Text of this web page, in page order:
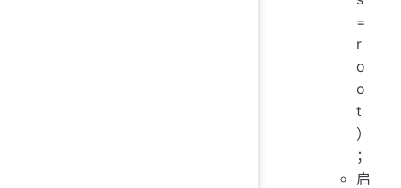
=
r
o
o
t
）
；
启